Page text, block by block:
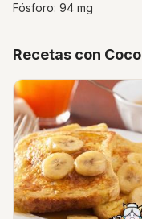
Fósforo: 94 mg
Recetas con Coco